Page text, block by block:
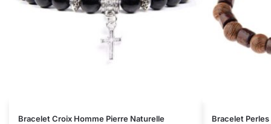
Bracelet Croix Homme Pierre Naturelle Bracelet